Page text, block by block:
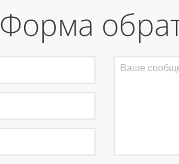
Форма